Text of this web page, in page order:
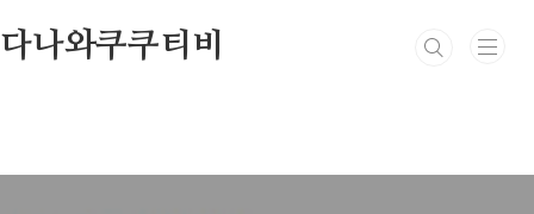
다나와쿠쿠티비